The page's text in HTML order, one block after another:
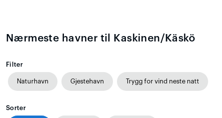
Nærmeste havner til Kaskinen/Käskö
Filter
Naturhavn Gjestehavn Trygg for vind neste natt
Sorter